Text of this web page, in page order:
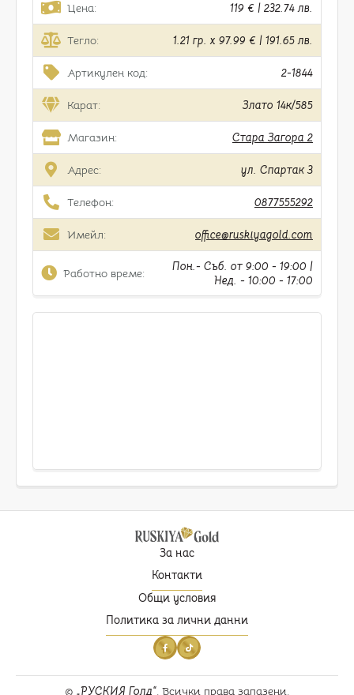
Цена: 119 € | 232.74 лв.
Тегло: 1.21 гр. x 97.99 € | 191.65 лв.
Артикулен код: 2-1844
Карат: Злато 14к/585
Магазин: Стара Загора 2
Адрес: ул. Спартак 3
Телефон: 0877555292
Имейл: office@ruskiyagold.com
Работно време:
Пон.- Съб. от 9:00 - 19:00 |
Нед. - 10:00 - 17:00
За нас
Контакти
Общи условия
Политика за лични данни
© РУСКИЯ Голд . Всички права запазени.